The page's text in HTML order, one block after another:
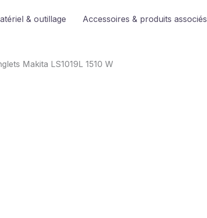
& outillage Accessoires & produits associés
Makita LS1019L 1510 W